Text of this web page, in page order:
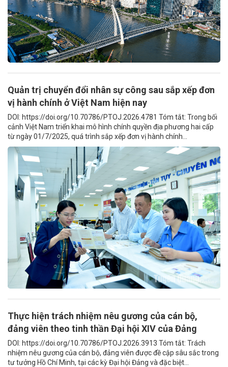
Quản trị chuyển đổi nhân sự công sau sắp xếp đơn
vị hành chính ở Việt Nam hiện nay
DOI: https://doi.org/10.70786/PTOJ.2026.4781 Tóm tắt: Trong bối
cảnh Việt Nam triển khai mô hình chính quyền địa phương hai cấp
từ ngày 01/7/2025, quá trình sắp xếp đơn vị hành chính...
Thực hiện trách nhiệm nêu gương của cán bộ,
đảng viên theo tinh thần Đại hội XIV của Đảng
DOI: https://doi.org/10.70786/PTOJ.2026.3913 Tóm tắt: Trách
nhiệm nêu gương của cán bộ, đảng viên được đề cập sâu sắc trong
tư tưởng Hồ Chí Minh, tại các kỳ Đại hội Đảng và đặc biệt...